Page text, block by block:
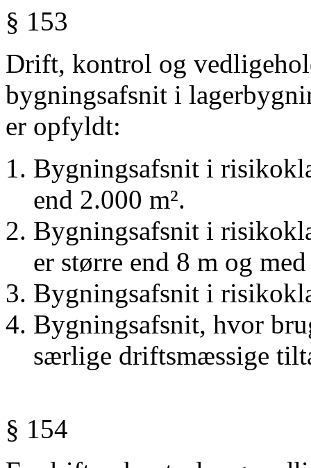
§ 153
Drift, kontrol og
bygningsafsnit i
er opfyldt:
Bygningsafsnit i
end 2.000 m².
Bygningsafsnit i
er større end 8 m og
Bygningsafsnit i
Bygningsafsnit, hvor
særlige driftsmæssige
§ 154